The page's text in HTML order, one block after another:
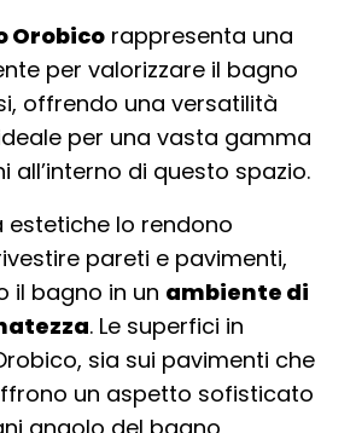
Orobicorappresenta una
per valorizzare il bagno
offrendo una versatilità
per una vasta gamma
all’interno di questo spazio.
estetiche lo rendono
pareti e pavimenti,
il bagno in un ambiente di
. Le superfici in
sia sui pavimenti che
un aspetto sofisticato